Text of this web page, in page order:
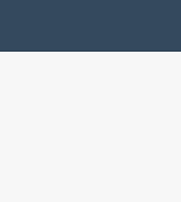
والجدد